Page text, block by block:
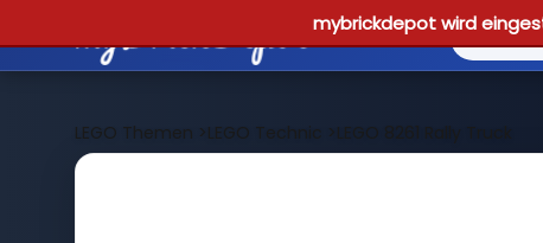
mybrickdepot wird
LEGO Themen >LEGO Technic >LEGO 8261 Rally Truck